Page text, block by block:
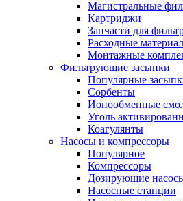
Магистральные
Картриджи
Запчасти для
Расходные
Монтажные
Фильтрующие засыпки
Популярные
Сорбенты
Ионообменные
Уголь
Коагулянты
Насосы и компрессоры
Популярное
Компрессоры
Дозирующие
Насосные станции